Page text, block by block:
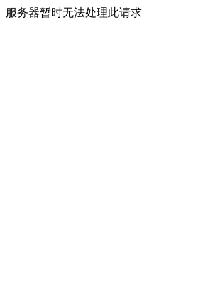
服务器暂时无法处理此请求